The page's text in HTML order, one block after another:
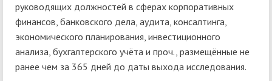
руководящих должностей в сферах корпоративных
финансов, банковского дела, аудита, консалтинга,
экономического планирования, инвестиционного
анализа, бухгалтерского учёта и проч., размещённые не
ранее чем за 365 дней до даты выхода исследования.